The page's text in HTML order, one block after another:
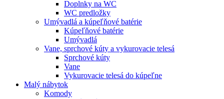
Doplnky na WC
WC predložky
Umývadlá a kúpeľňové batérie
Kúpeľňové batérie
Umývadlá
Vane, sprchové kúty a vykurovacie telesá
Sprchové kúty
Vane
Vykurovacie telesá do kúpeľne
Malý nábytok
Komody